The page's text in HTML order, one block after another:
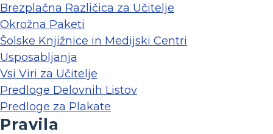
Brezplačna Različica za Učitelje
Okrožna Paketi
Šolske Knjižnice in Medijski Centri
Usposabljanja
Vsi Viri za Učitelje
Predloge Delovnih Listov
Predloge za Plakate
Pravila